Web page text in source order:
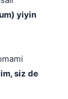
yiyin
siz de